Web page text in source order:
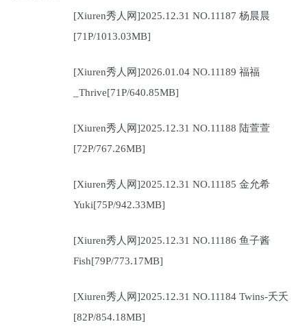
[Xiuren秀人网]2025.12.31 NO.11187 杨晨晨
[71P/1013.03MB]
[Xiuren秀人网]2026.01.04 NO.11189 福福
_Thrive[71P/640.85MB]
[Xiuren秀人网]2025.12.31 NO.11188 陆萱萱
[72P/767.26MB]
[Xiuren秀人网]2025.12.31 NO.11185 金允希
Yuki[75P/942.33MB]
[Xiuren秀人网]2025.12.31 NO.11186 鱼子酱
Fish[79P/773.17MB]
[Xiuren秀人网]2025.12.31 NO.11184 Twins-夭夭
[82P/854.18MB]